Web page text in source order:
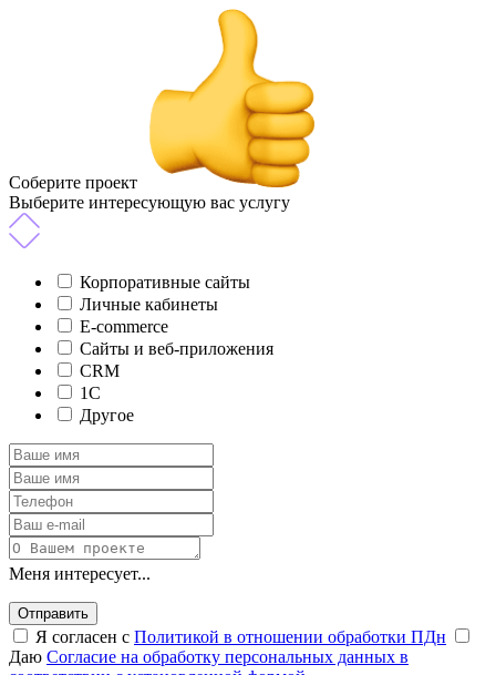
Соберите проект
Выберите интересующую вас услугу
Корпоративные сайты
Личные кабинеты
E-commerce
Сайты и веб-приложения
CRM
1C
Другое
Меня интересует...
Отправить
Я согласен с Политикой в отношении обработки ПДн
Даю Согласие на обработку персональных данных в